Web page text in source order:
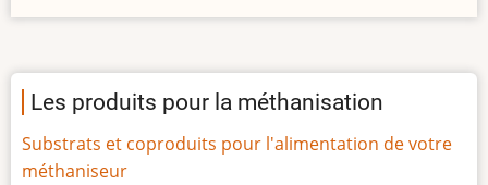
Les produits pour la méthanisation
Substrats et coproduits pour l'alimentation de votre
méthaniseur